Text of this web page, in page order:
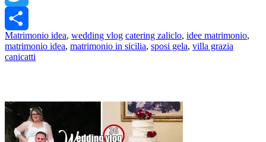
Twitter
Share
Matrimonio idea, wedding vlog catering zaliclo, idee matrimonio,
matrimonio idea, matrimonio in sicilia, sposi gela, villa grazia
canicatti